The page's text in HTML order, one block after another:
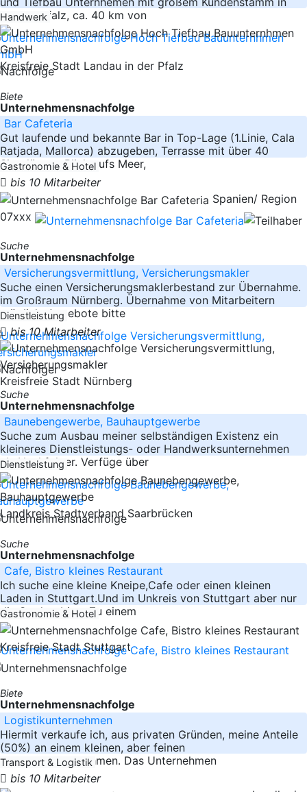
der Südpfalz, ca. 40 km von
Handwerk
Kreisfreie Stadt Landau in der Pfalz
Biete
Unternehmensnachfolge
Bar Cafeteria
Gut laufende und bekannte Bar in Top-Lage (1.Linie, Cala
Ratjada, Mallorca) abzugeben, Terrasse mit über 40
Sitzplätzen, Blick aufs Meer,
Gastronomie & Hotel
bis 10 Mitarbeiter
Spanien/ Region
07xxx
Suche
Unternehmensnachfolge
Versicherungsvermittlung, Versicherungsmakler
Suche einen Versicherungsmaklerbestand zur Übernahme.
im Großraum Nürnberg. Übernahme von Mitarbeitern
möglich. Angebote bitte
Dienstleistung
bis 10 Mitarbeiter
Kreisfreie Stadt Nürnberg
Suche
Unternehmensnachfolge
Baunebengewerbe, Bauhauptgewerbe
Suche zum Ausbau meiner selbständigen Existenz ein
kleineres Dienstleistungs- oder Handwerksunternehmen
als Nachfolger. Verfüge über
Dienstleistung
Landkreis Stadtverband Saarbrücken
Suche
Unternehmensnachfolge
Cafe, Bistro kleines Restaurant
Ich suche eine kleine Kneipe,Cafe oder einen kleinen
Laden in Stuttgart.Und im Unkreis von Stuttgart aber nur
die Stadtgebiete.Zu einem
Gastronomie & Hotel
Kreisfreie Stadt Stuttgart
Biete
Unternehmensnachfolge
Logistikunternehmen
Hiermit verkaufe ich, aus privaten Gründen, meine Anteile
(50%) an einem kleinen, aber feinen
Transportunternehmen. Das Unternehmen
Transport & Logistik
bis 10 Mitarbeiter